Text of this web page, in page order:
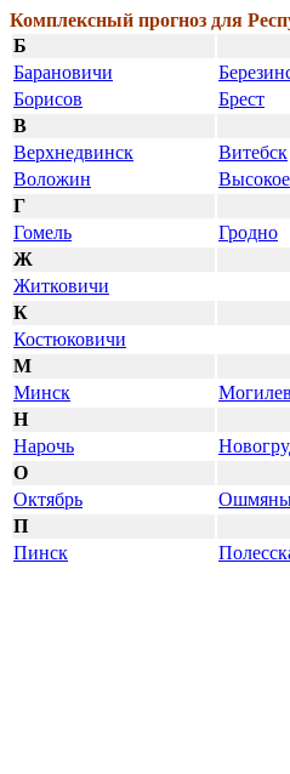
Комплексный прогноз для
Б
Барановичи
Борисов
Брест
В
Верхнедвинск
Витебск
Воложин
Высокое
Г
Гомель
Гродно
Ж
Житковичи
К
Костюковичи
М
Минск
Могилев
Н
Нарочь
О
Октябрь
П
Пинск